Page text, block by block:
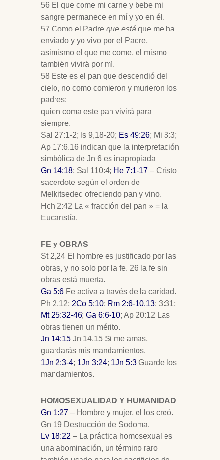
56 El que come mi carne y bebe mi
sangre permanece en mí y yo en él.
57 Como el Padre que está que me ha
enviado y yo vivo por el Padre,
asimismo el que me come, el mismo
también vivirá por mí.
58 Este es el pan que descendió del
cielo, no como comieron y murieron los
padres:
quien coma este pan vivirá para
siempre.
Sal 27:1-2; Is 9,18-20; Es 49:26; Mi 3:3;
Ap 17:6.16 indican que la interpretación
simbólica de Jn 6 es inapropiada
Gn 14:18; Sal 110:4; He 7:1-17 – Cristo
sacerdote según el orden de
Melkitsedeq ofreciendo pan y vino.
Hch 2:42 La « fracción del pan » = la
Eucaristía.
FE y OBRAS
St 2,24 El hombre es justificado por las
obras, y no solo por la fe. 26 la fe sin
obras está muerta.
Ga 5:6 Fe activa a través de la caridad.
Ph 2,12; 2Co 5:10; Rm 2:6-10.13: 3:31;
Mt 25:32-46; Ga 6:6-10; Ap 20:12 Las
obras tienen un mérito.
Jn 14:15 Jn 14,15 Si me amas,
guardarás mis mandamientos.
1Jn 2:3-4; 1Jn 3:24; 1Jn 5:3 Guarde los
mandamientos.
HOMOSEXUALIDAD Y HUMANIDAD
Gn 1:27 – Hombre y mujer, él los creó.
Gn 19 Destrucción de Sodoma.
Lv 18:22 – La práctica homosexual es
una abominación, un término raro